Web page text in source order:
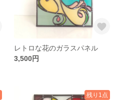
レトロな花のガラスパネル
3,500円
残り1点